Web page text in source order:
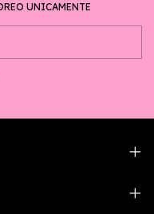
UNICAMENTE